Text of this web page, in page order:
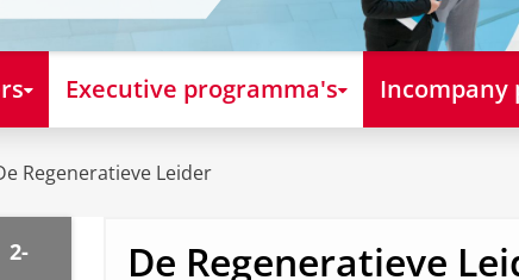
Executive programma's Incompany
Regeneratieve Leider
2-
De Regeneratieve